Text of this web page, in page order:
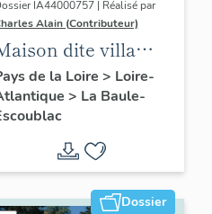
IA44000757 | Réalisé par
Alain (Contributeur)
dite villa
Ma
immeuble à
9 avenue
Connétable
de la Loire > Loire-
> La Baule-
Dossier